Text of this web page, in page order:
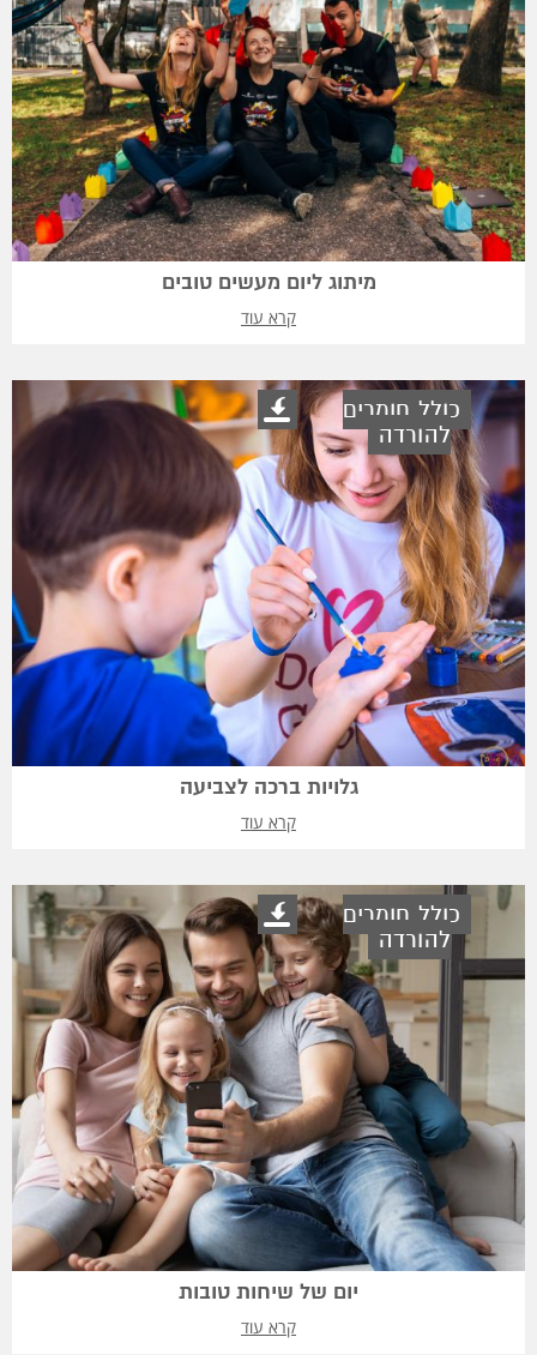
מיתוג ליום מעשים טובים
קרא עוד
כולל חומרים
להורדה
גלויות ברכה לצביעה
קרא עוד
כולל חומרים
להורדה
יום של שיחות טובות
קרא עוד